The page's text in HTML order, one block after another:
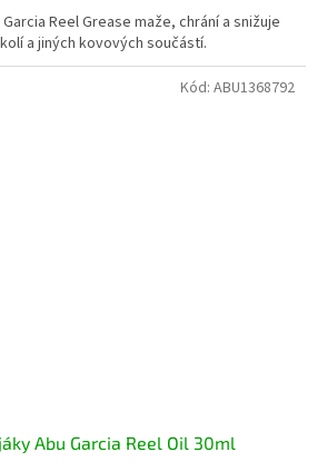
Reel Grease maže, chrání a snižuje
a jiných kovových součástí.
Abu Garcia Reel Oil 30ml
Kód: ABU1368792